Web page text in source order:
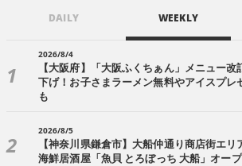
DAILY WEEKLY
2026/8/4
【大阪府】「大阪ふくちぁん」メニュー改
下げ！お子さまラーメン無料やアイスプレ
も
2026/8/5
【神奈川県鎌倉市】大船仲通り商店街エリ
海鮮居酒屋「魚貝 とろぼっち 大船」オープ